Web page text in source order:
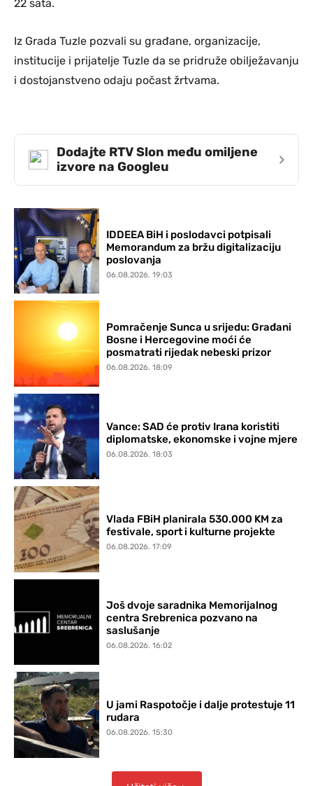
22 sata.
Iz Grada Tuzle pozvali su građane, organizacije,
institucije i prijatelje Tuzle da se pridruže obilježavanju
i dostojanstveno odaju počast žrtvama.
Dodajte RTV Slon među omiljene
izvore na Googleu
›
IDDEEA BiH i poslodavci potpisali
Memorandum za bržu digitalizaciju
poslovanja
06.08.2026. 19:03
Pomračenje Sunca u srijedu: Građani
Bosne i Hercegovine moći će
posmatrati rijedak nebeski prizor
06.08.2026. 18:09
Vance: SAD će protiv Irana koristiti
diplomatske, ekonomske i vojne mjere
06.08.2026. 18:03
Vlada FBiH planirala 530.000 KM za
festivale, sport i kulturne projekte
06.08.2026. 17:09
Još dvoje saradnika Memorijalnog
centra Srebrenica pozvano na
saslušanje
06.08.2026. 16:02
U jami Raspotočje i dalje protestuje 11
rudara
06.08.2026. 15:30